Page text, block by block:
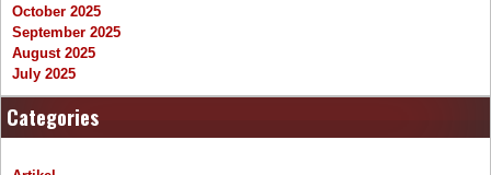
October 2025
September 2025
August 2025
July 2025
Categories